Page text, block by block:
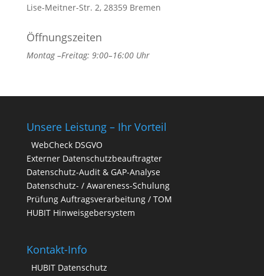
Lise-Meitner-Str. 2, 28359 Bremen
Öffnungszeiten
Montag –Freitag: 9:00–16:00 Uhr
Unsere Leistung – Ihr Vorteil
WebCheck DSGVO
Externer Datenschutzbeauftragter
Datenschutz-Audit & GAP-Analyse
Datenschutz- / Awareness-Schulung
Prüfung Auftragsverarbeitung / TOM
HUBIT Hinweisgebersystem
Kontakt-Info
HUBIT Datenschutz